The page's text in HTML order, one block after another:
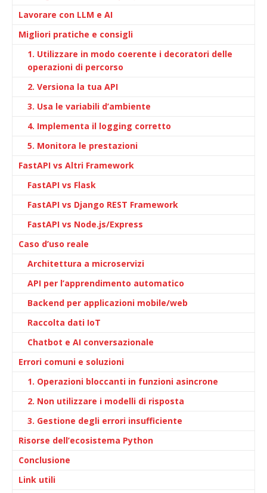
Lavorare con LLM e AI
Migliori pratiche e consigli
1. Utilizzare in modo coerente i decoratori delle
operazioni di percorso
2. Versiona la tua API
3. Usa le variabili d’ambiente
4. Implementa il logging corretto
5. Monitora le prestazioni
FastAPI vs Altri Framework
FastAPI vs Flask
FastAPI vs Django REST Framework
FastAPI vs Node.js/Express
Caso d’uso reale
Architettura a microservizi
API per l’apprendimento automatico
Backend per applicazioni mobile/web
Raccolta dati IoT
Chatbot e AI conversazionale
Errori comuni e soluzioni
1. Operazioni bloccanti in funzioni asincrone
2. Non utilizzare i modelli di risposta
3. Gestione degli errori insufficiente
Risorse dell’ecosistema Python
Conclusione
Link utili